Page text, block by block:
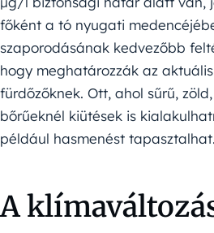
főként a tó nyugati
szaporodásának kedvezőbb
hogy meghatározzák az
fürdőzőknek. Ott, ahol sűrű,
bőrűeknél kiütések is
például hasmenést tapasztalhat.
A